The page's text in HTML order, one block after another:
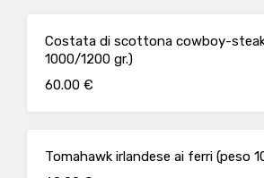
Costata di scottona cowboy-
1000/1200 gr.)
60.00 €
Tomahawk irlandese ai ferri (peso